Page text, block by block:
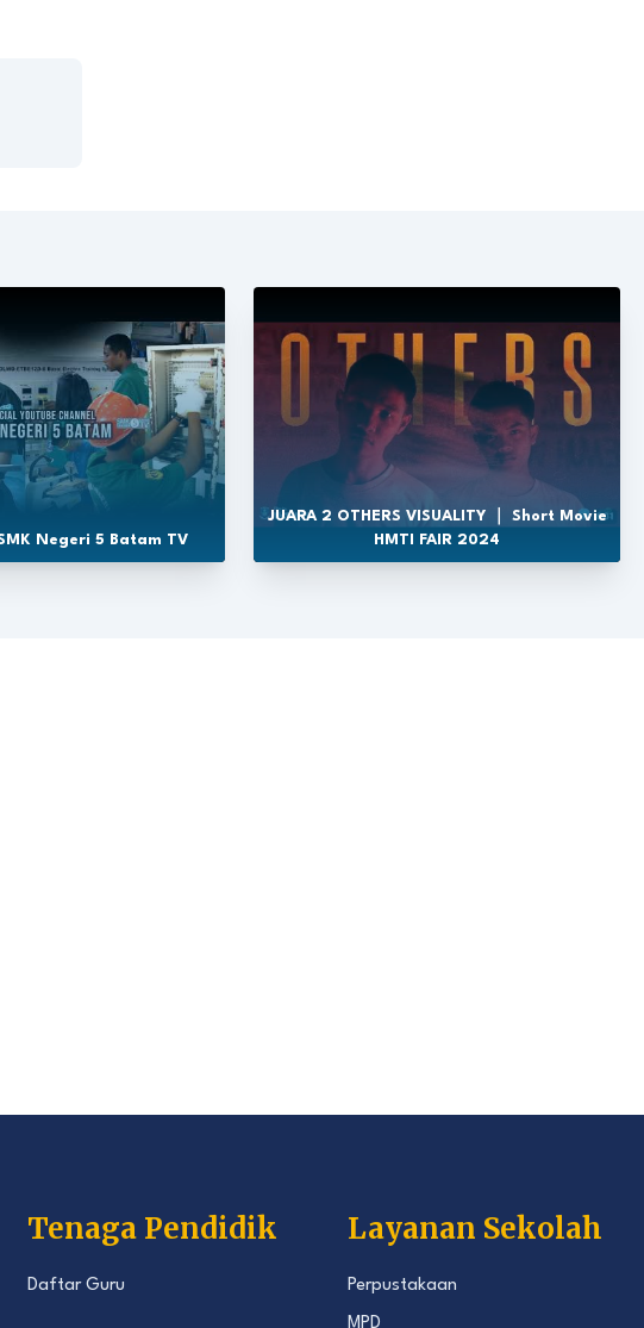
Negeri 5 Batam TV
JUARA 2 OTHERS VISUALITY ｜ Short Movie
HMTI FAIR 2024
Tenaga Pendidik
Daftar Guru
Layanan Sekolah
Perpustakaan
MPD